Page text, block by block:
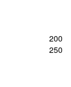
200
250